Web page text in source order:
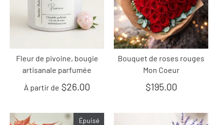
Fleur de pivoine, bougie
artisanale parfumée
À partir de $26.00
Bouquet de roses rouges
Mon Coeur
$195.00
Épuisé